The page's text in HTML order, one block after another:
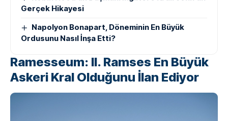
Gerçek Hikayesi
Napolyon Bonapart, Döneminin En Büyük
Ordusunu Nasıl İnşa Etti?
Ramesseum: II. Ramses En Büyük
Askeri Kral Olduğunu İlan Ediyor